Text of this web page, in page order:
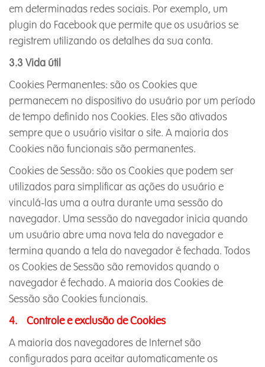
em determinadas redes sociais. Por exemplo, um
plugin do Facebook que permite que os usuários se
registrem utilizando os detalhes da sua conta.
3.3 Vida útil
Cookies Permanentes: são os Cookies que
permanecem no dispositivo do usuário por um período
de tempo definido nos Cookies. Eles são ativados
sempre que o usuário visitar o site. A maioria dos
Cookies não funcionais são permanentes.
Cookies de Sessão: são os Cookies que podem ser
utilizados para simplificar as ações do usuário e
vinculá-las uma a outra durante uma sessão do
navegador. Uma sessão do navegador inicia quando
um usuário abre uma nova tela do navegador e
termina quando a tela do navegador é fechada. Todos
os Cookies de Sessão são removidos quando o
navegador é fechado. A maioria dos Cookies de
Sessão são Cookies funcionais.
4. Controle e exclusão de Cookies
A maioria dos navegadores de Internet são
configurados para aceitar automaticamente os